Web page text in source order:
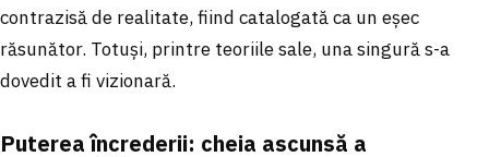
contrazisă de realitate, fiind catalogată ca un eșec
răsunător. Totuși, printre teoriile sale, una singură s-a
dovedit a fi vizionară.
Puterea încrederii: cheia ascunsă a